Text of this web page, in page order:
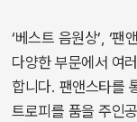
‘베스트 음원상’, ‘팬
다양한 부문에서 여
합니다. 팬앤스타를
트로피를 품을 주인